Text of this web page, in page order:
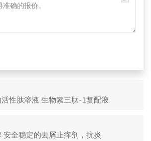
性肽溶液 生物素三肽-1复配液
安全稳定的去屑止痒剂，抗炎